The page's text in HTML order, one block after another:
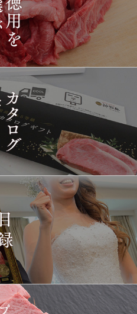
プレミアム霜降りももす
きやき 200g~1kg
東京都
神戸牛目録 選べるセッ
ト ８千円
[訳あり][家庭用] A5等級
神戸牛 フィレステーキ
兵庫県
[家庭用] A5等級神戸牛
シャトーブリアンステー
キ 150ｇ(1枚)
東京都
神戸牛ギフトセット 1万
5千円 焼肉（肩ロース・
プレミアムもも）650g
神戸牛カタログギフト
１万円
大分県
神戸牛 食べ比べお重 二
段
大阪府
神戸牛目録 選べるセッ
ト １万円 2個セット